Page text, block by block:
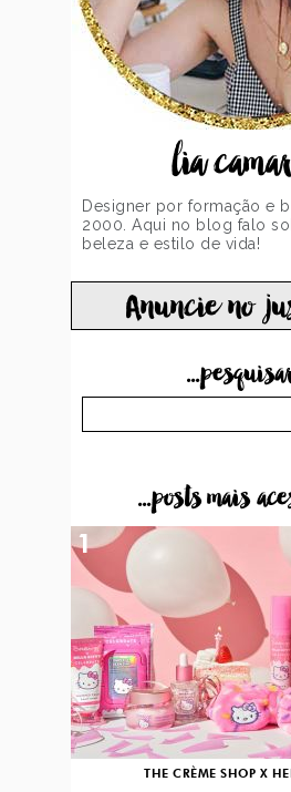
lia
Designer por formação e
2000. Aqui no blog falo
beleza e estilo de vida!
Anuncie no
...posts mais
THE CRÈME SHOP X
1